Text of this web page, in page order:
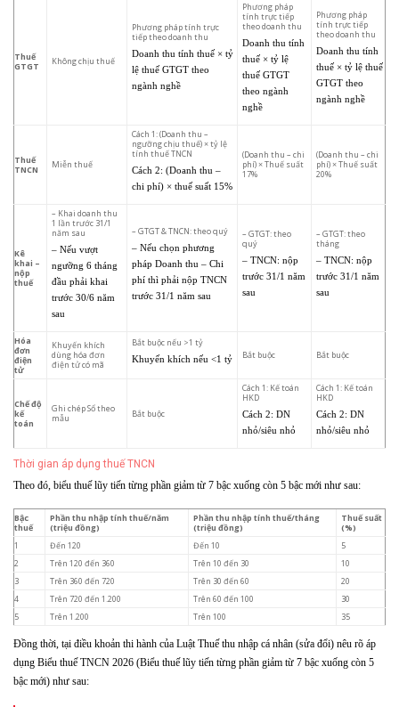
Thuế
GTGT
Không chịu thuế
Phương pháp tính trực
tiếp theo doanh thu
Doanh thu tính thuế × tỷ
lệ thuế GTGT theo
ngành nghề
Phương pháp
tính trực tiếp
theo doanh thu
Doanh thu tính
thuế × tỷ lệ
thuế GTGT
theo ngành
nghề
Phương pháp
tính trực tiếp
theo doanh thu
Doanh thu tính
thuế × tỷ lệ thuế
GTGT theo
ngành nghề
Thuế
TNCN
Miễn thuế
Cách 1: (Doanh thu –
ngưỡng chịu thuế) × tỷ lệ
tính thuế TNCN
Cách 2: (Doanh thu –
chi phí) × thuế suất 15%
(Doanh thu – chi
phí) × Thuế suất
17%
(Doanh thu – chi
phí) × Thuế suất
20%
Kê
khai –
nộp
thuế
– Khai doanh thu
1 lần trước 31/1
năm sau
– Nếu vượt
ngưỡng 6 tháng
đầu phải khai
trước 30/6 năm
sau
– GTGT & TNCN: theo quý
– Nếu chọn phương
pháp Doanh thu – Chi
phí thì phải nộp TNCN
trước 31/1 năm sau
– GTGT: theo
quý
– TNCN: nộp
trước 31/1 năm
sau
– GTGT: theo
tháng
– TNCN: nộp
trước 31/1 năm
sau
Hóa
đơn
điện
tử
Khuyến khích
dùng hóa đơn
điện tử có mã
Bắt buộc nếu >1 tỷ
Khuyến khích nếu <1 tỷ Bắt buộc Bắt buộc
Chế độ
kế
toán
Ghi chép Sổ theo
mẫu
Bắt buộc
Cách 1: Kế toán
HKD
Cách 2: DN
nhỏ/siêu nhỏ
Cách 1: Kế toán
HKD
Cách 2: DN
nhỏ/siêu nhỏ
Thời gian áp dụng thuế TNCN
Theo đó, biểu thuế lũy tiến từng phần giảm từ 7 bậc xuống còn 5 bậc mới như sau:
Bậc
thuế
Phần thu nhập tính thuế/năm
(triệu đồng)
Phần thu nhập tính thuế/tháng
(triệu đồng)
Thuế suất
(%)
1
Đến 120 Đến 10
5
2
Trên 120 đến 360 Trên 10 đến 30
10
3
Trên 360 đến 720 Trên 30 đến 60
20
4
Trên 720 đến 1.200 Trên 60 đến 100
30
5
Trên 1.200 Trên 100 35
Đồng thời, tại điều khoản thi hành của Luật Thuế thu nhập cá nhân (sửa đổi) nêu rõ áp
dụng Biểu thuế TNCN 2026 (Biểu thuế lũy tiến từng phần giảm từ 7 bậc xuống còn 5
bậc mới) như sau: